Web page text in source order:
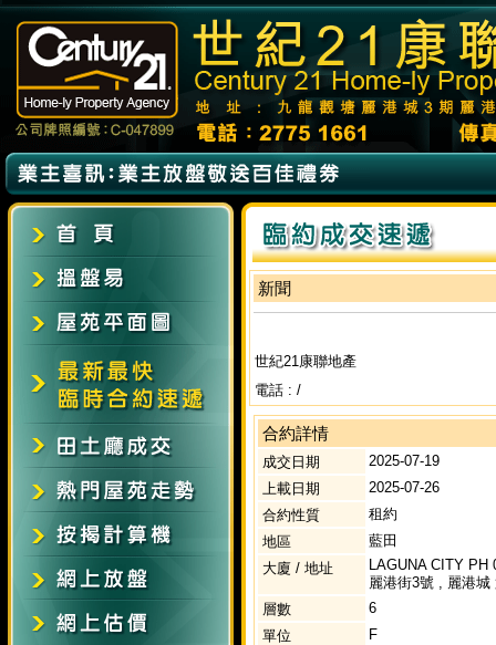
新聞
世紀21康聯地產
電話 : /
合約詳情
成交日期
2025-07-19
上載日期
2025-07-26
合約性質
租約
地區
藍田
大廈 / 地址
LAGUNA CITY PH
麗港街3號 , 麗港城
層數
6
單位
F